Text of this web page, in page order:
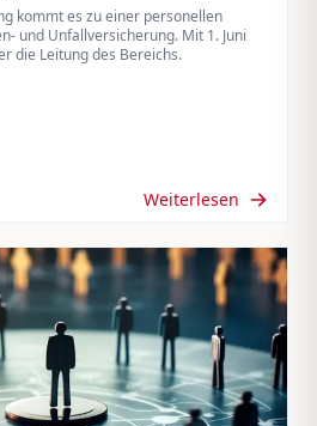
kommt es zu einer personellen
und Unfallversicherung. Mit 1. Juni
die Leitung des Bereichs.
Weiterlesen